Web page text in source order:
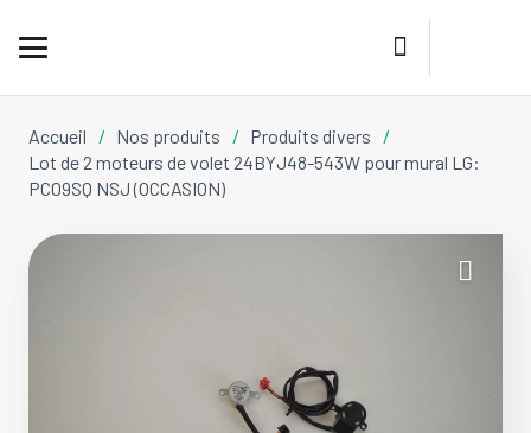
Accueil / Nos produits / Produits divers
/
Lot de 2 moteurs de volet 24BYJ48-543W pour mural LG:
PC09SQ NSJ (OCCASION)